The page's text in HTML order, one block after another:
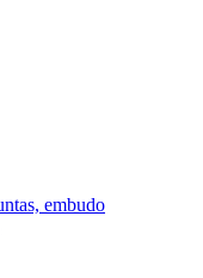
embudo